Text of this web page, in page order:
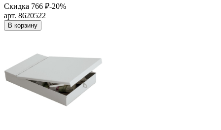
Скидка 766 ₽-20%
арт. 8620522
В корзину